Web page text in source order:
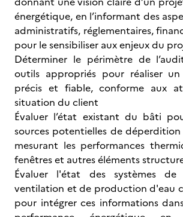
énergétique, en l’informant des
administratifs, réglementaires,
pour le sensibiliser aux enjeux du
Déterminer le périmètre de
outils appropriés pour réaliser
précis et fiable, conforme aux
situation du client
Évaluer l’état existant du bâti
sources potentielles de
mesurant les performances
fenêtres et autres éléments
Évaluer l'état des systèmes de
ventilation et de production d'eau
pour intégrer ces informations